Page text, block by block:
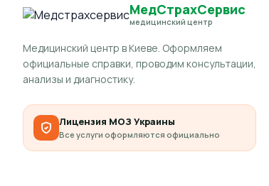
МедСтрахСервис
медицинский центр
Медицинский центр в Киеве. Оформляем
официальные справки, проводим консультации,
анализы и диагностику.
Лицензия МОЗ Украины
Все услуги оформляются официально